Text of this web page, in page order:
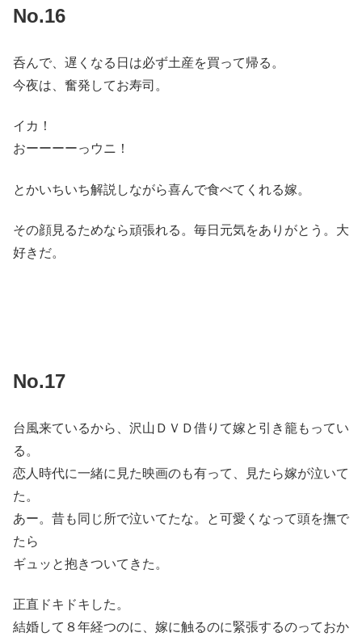
No.16
呑んで、遅くなる日は必ず土産を買って帰る。
今夜は、奮発してお寿司。
イカ！
おーーーーっウニ！
とかいちいち解説しながら喜んで食べてくれる嫁。
その顔見るためなら頑張れる。毎日元気をありがとう。大
好きだ。
No.17
台風来ているから、沢山ＤＶＤ借りて嫁と引き籠もってい
る。
恋人時代に一緒に見た映画のも有って、見たら嫁が泣いて
た。
あー。昔も同じ所で泣いてたな。と可愛くなって頭を撫で
たら
ギュッと抱きついてきた。
正直ドキドキした。
結婚して８年経つのに、嫁に触るのに緊張するのっておか